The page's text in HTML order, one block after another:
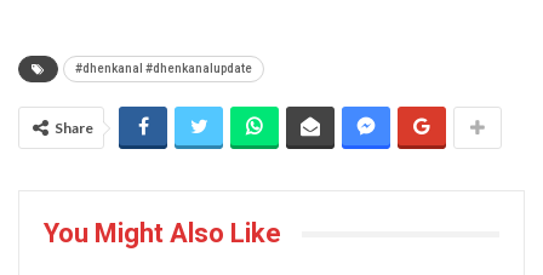
#dhenkanal #dhenkanalupdate
Share
You Might Also Like